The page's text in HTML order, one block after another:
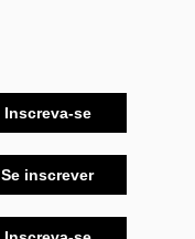
Inscreva-se
Se inscrever